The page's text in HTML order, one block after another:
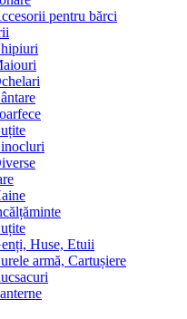
pentru bărci
Huse, Etuii
armă, Cartușiere